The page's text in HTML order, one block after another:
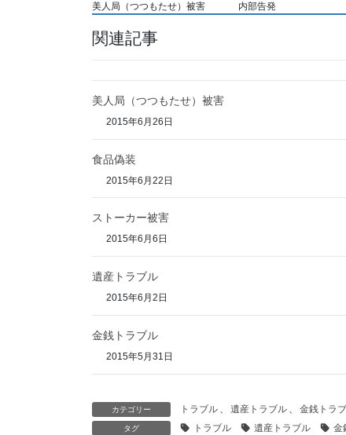
美人局（つつもたせ）被害 内部告発
関連記事
美人局（つつもたせ）被害
2015年6月26日
食品偽装
2015年6月22日
ストーカー被害
2015年6月6日
遺産トラブル
2015年6月2日
金銭トラブル
2015年5月31日
カテゴリー トラブル 、 遺産トラブル 、 金銭トラ
タグ トラブル 遺産トラブル 金